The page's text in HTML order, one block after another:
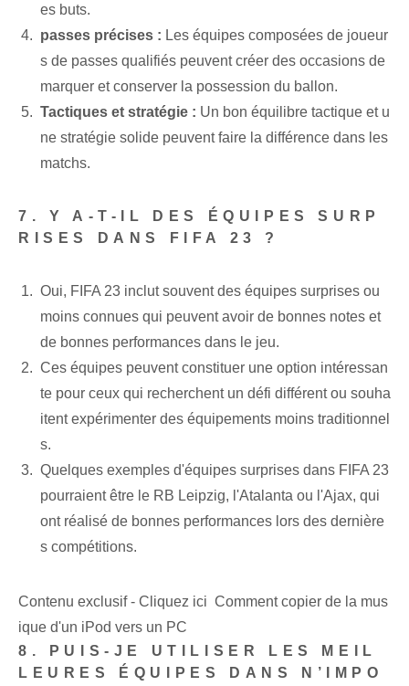
es buts.
passes précises : Les équipes composées de joueur
s de passes qualifiés peuvent créer des occasions de
marquer et conserver la possession du ballon.
Tactiques et stratégie : ⁣Un bon équilibre tactique et u
ne stratégie solide peuvent faire la différence dans les
matchs.
7. Y A-T-IL DES ÉQUIPES SURP
RISES DANS FIFA 23 ?
Oui, FIFA 23 inclut souvent des équipes surprises ou
moins connues qui peuvent avoir de bonnes notes et
de bonnes performances dans le jeu.
Ces équipes peuvent constituer une option intéressan
te pour ceux qui recherchent un défi différent ou souha
itent expérimenter des équipements moins traditionnel
s.
Quelques exemples d'équipes surprises dans FIFA 23
pourraient être le RB Leipzig, l'Atalanta ou l'Ajax, qui
ont réalisé de bonnes performances lors des dernière
s compétitions.
Contenu exclusif - Cliquez ici Comment copier de la mus
ique d'un iPod vers un PC
8. PUIS-JE UTILISER LES MEIL
LEURES ÉQUIPES DANS N’IMPO